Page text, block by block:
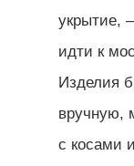
укрытие,
идти к
Изделия
вручную,
с косами